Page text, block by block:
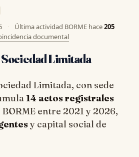
· Última actividad BORME hace205
documental
Limitada
Limitada, con sede
14 actos registrales
entre 2021 y 2026,
y capital social de